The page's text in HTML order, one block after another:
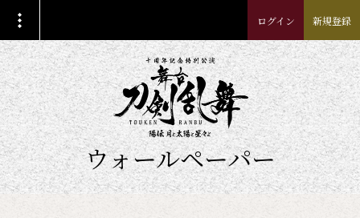
ログイン 新規登録
ウォールペーパー